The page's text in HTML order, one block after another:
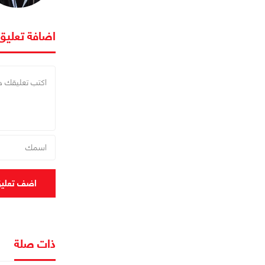
اضافة
اضف
ذات صلة